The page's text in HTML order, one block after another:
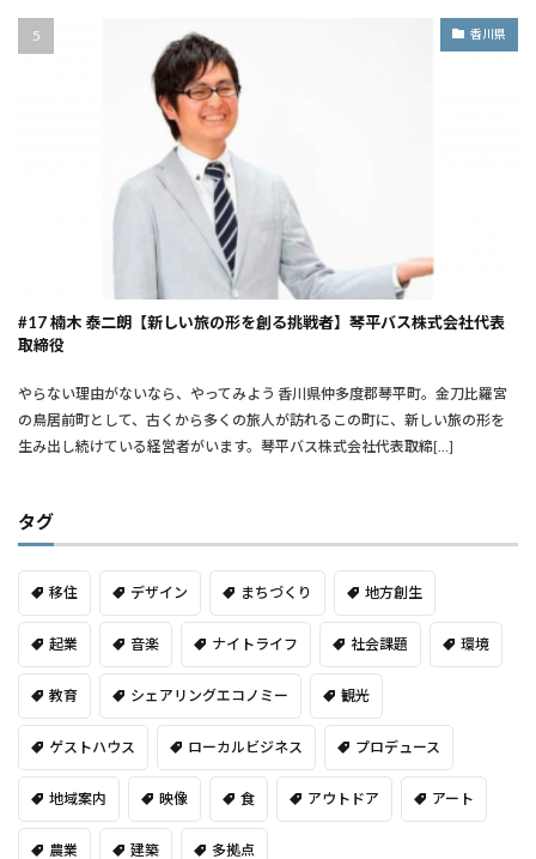
香川県
#17 楠木 泰二朗【新しい旅の形を創る挑戦者】琴平バス株式会社代表
取締役
やらない理由がないなら、やってみよう ――香川県仲多度郡琴平町。金刀比羅宮
の鳥居前町として、古くから多くの旅人が訪れるこの町に、新しい旅の形を
生み出し続けている経営者がいます。琴平バス株式会社代表取締[…]
タグ
移住 デザイン まちづくり 地方創生
起業 音楽 ナイトライフ 社会課題 環境
教育 シェアリングエコノミー 観光
ゲストハウス ローカルビジネス プロデュース
地域案内 映像 食 アウトドア アート
農業 建築 多拠点